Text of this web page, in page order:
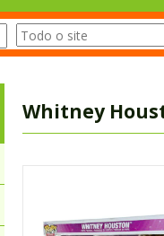
Whitney